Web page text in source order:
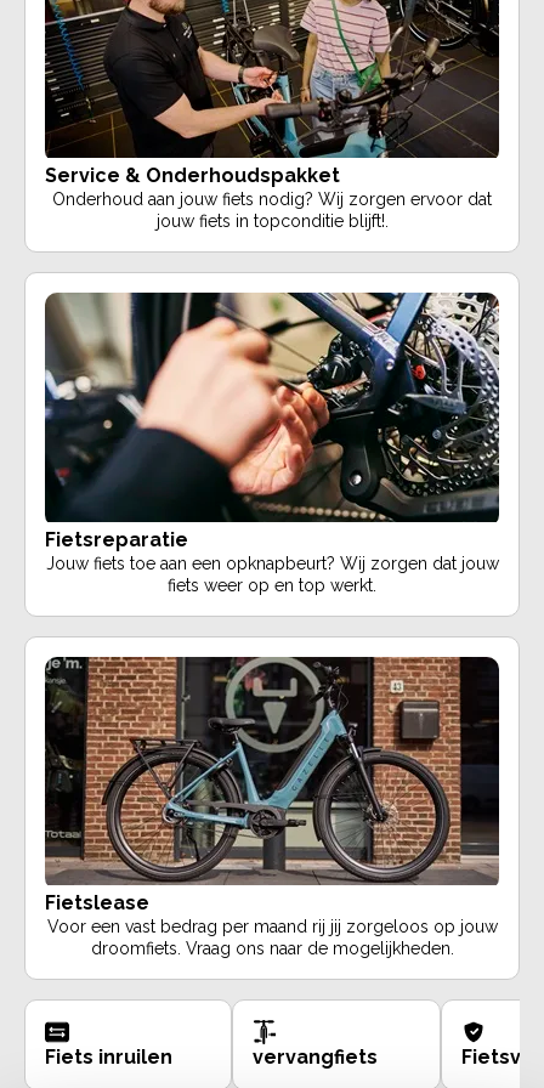
Service & Onderhoudspakket
Onderhoud aan jouw fiets nodig? Wij zorgen ervoor dat
jouw fiets in topconditie blijft!.
Fietsreparatie
Jouw fiets toe aan een opknapbeurt? Wij zorgen dat jouw
fiets weer op en top werkt.
Fietslease
Voor een vast bedrag per maand rij jij zorgeloos op jouw
droomfiets. Vraag ons naar de mogelijkheden.
Fiets inruilen vervangfiets